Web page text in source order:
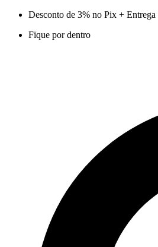
Desconto de 3% no Pix +
Fique por dentro